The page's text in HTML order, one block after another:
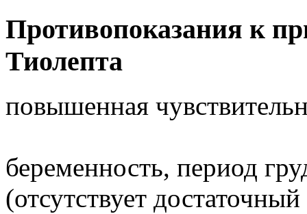
Противопоказания к
Тиолепта
повышенная
беременность, период
(отсутствует